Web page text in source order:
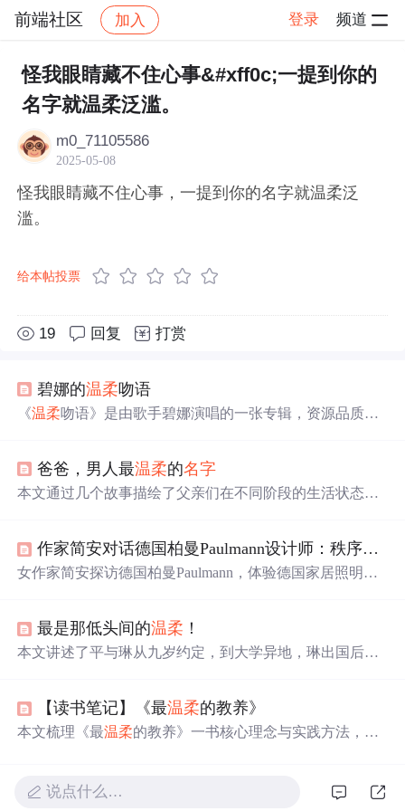
前端社区 加入 登录 频道
社区 前端社区 感慨 帖子详情
怪我眼睛藏不住心事&#xff0c;一提到你的
名字就温柔泛滥。
m0_71105586
2025-05-08
怪我眼睛藏不住心事，一提到你的名字就温柔泛
滥。
给本帖投票
19 回复 打赏
碧娜的温柔吻语
《温柔吻语》是由歌手碧娜演唱的一张专辑，资源品质为3
绎，为听众营造了一个舒适轻松的音乐氛围。
爸爸，男人最温柔的名字
本文通过几个故事描绘了父亲们在不同阶段的生活状态和
作家简安对话德国柏曼Paulmann设计师：秩序与
女作家简安探访德国柏曼Paulmann，体验德国家居照明设
为中国用户带来稳定与平静。
最是那低头间的温柔 ！
本文讲述了平与琳从九岁约定，到大学异地，琳出国后平
娶她，静不知是否该说出真相。
【读书笔记】《最温柔的教养》
本文梳理《最温柔的教养》一书核心理念与实践方法，涵
变，倡导温柔而坚定的养育方式，并提供可操作的回应句
说点什么…